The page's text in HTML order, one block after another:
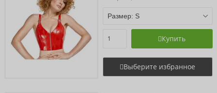
Купить
Выберите избранное